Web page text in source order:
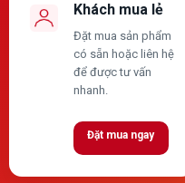
Khách mua lẻ
Đặt mua sản phẩm
có sẵn hoặc liên hệ
để được tư vấn
nhanh.
Đặt mua ngay